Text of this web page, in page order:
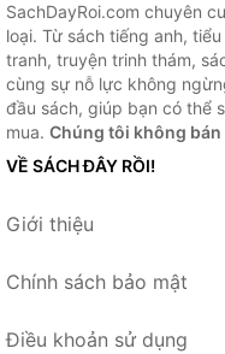
SachDayRoi.com chuyên
loại. Từ sách tiếng anh,
tranh, truyện trinh thám,
cùng sự nỗ lực không
đầu sách, giúp bạn có thể
mua. Chúng tôi không bán
VỀ SÁCH ĐÂY RỒI!
Giới thiệu
Chính sách bảo mật
Điều khoản sử dụng